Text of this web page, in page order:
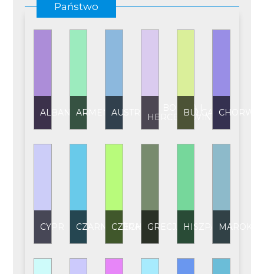
Państwo
ALBANIAARMENIAAUSTRIA
BOŚNIA I
HERCEGOWINA
BUŁGARIA
CYPR CZARNOGÓRA
CZECHY GRECJA HISZPANIAMAROKO